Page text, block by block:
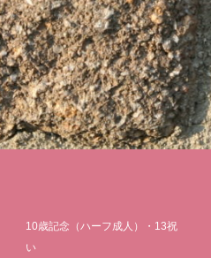
10歳記念（ハーフ成人）・13祝
い